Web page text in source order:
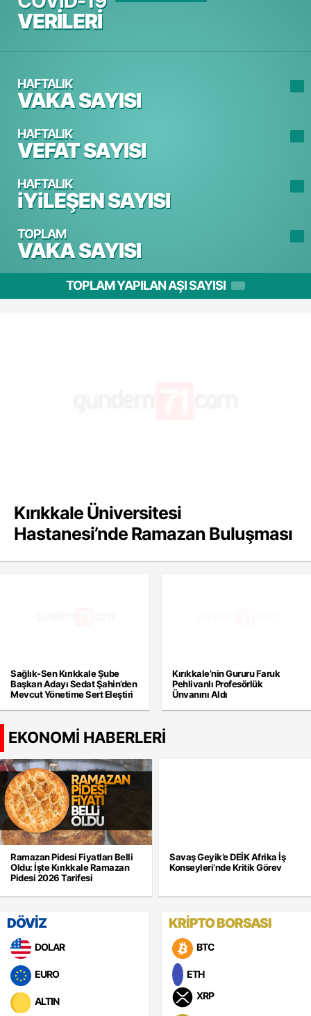
VERİLERİ
HAFTALIK
VAKA SAYISI
HAFTALIK
VEFAT SAYISI
HAFTALIK
iYiLEŞEN SAYISI
TOPLAM
VAKA SAYISI
TOPLAM YAPILAN AŞI SAYISI
Kırıkkale Üniversitesi
Hastanesi’nde Ramazan Buluşması
Sağlık-Sen Kırıkkale Şube
Başkan Adayı Sedat Şahin’den
Mevcut Yönetime Sert Eleştiri
Kırıkkale’nin Gururu Faruk
Pehlivanlı Profesörlük
Ünvanını Aldı
EKONOMİ HABERLERİ
Ramazan Pidesi Fiyatları Belli
Oldu: İşte Kırıkkale Ramazan
Pidesi 2026 Tarifesi
Savaş Geyik’e DEİK Afrika İş
Konseyleri’nde Kritik Görev
DÖVİZ
DOLAR
EURO
ALTIN
KRİPTO BORSASI
BTC
ETH
XRP